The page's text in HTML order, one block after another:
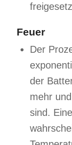
Feuer
Der
der
mehr
sind.